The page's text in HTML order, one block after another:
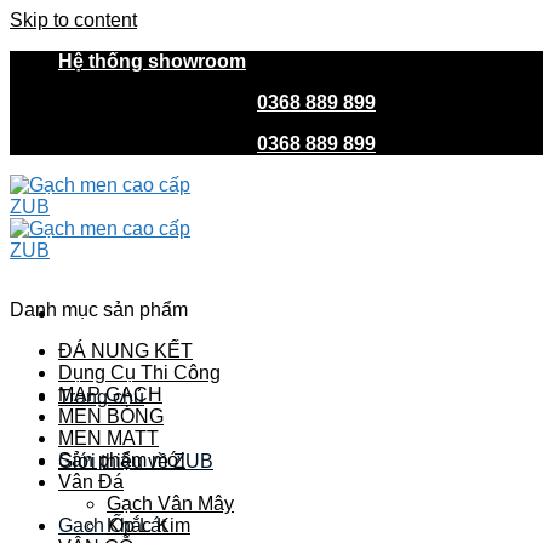
Skip to content
Hệ thống showroom
0368 889 899
0368 889 899
Trang chủ
Giới thiệu về ZUB
Gach Ốp Lát
Danh mục sản phẩm
ĐÁ NUNG KẾT
Dụng Cụ Thi Công
MAP GẠCH
MEN BÓNG
MEN MATT
Sản phẩm mới
Vân Đá
Gạch Vân Mây
Khắc Kim